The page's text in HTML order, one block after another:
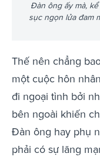
Đàn ông ấy mà,
sục ngọn lửa đam
Thế nên chẳng
một cuộc hôn
đi ngoại tình bởi
bên ngoài khiến
Đàn ông hay phụ
phải có sự lãng